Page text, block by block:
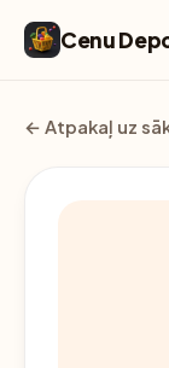
Cenu
← Atpakaļ uz